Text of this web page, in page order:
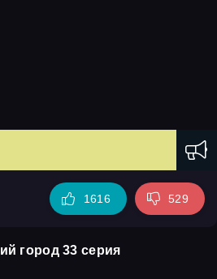
1616 529
город 33 серия